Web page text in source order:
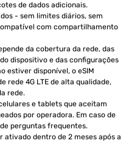
de dados adicionais.
- sem limites diários, sem
com compartilhamento
da cobertura da rede, das
dispositivo e das configurações
estiver disponível, o eSIM
rede 4G LTE de alta qualidade,
rede.
e tablets que aceitam
por operadora. Em caso de
perguntas frequentes.
ativado dentro de 2 meses após a